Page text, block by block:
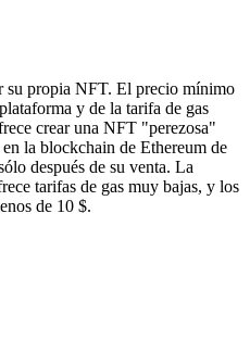
su propia NFT. El precio mínimo
y de la tarifa de gas
crear una NFT "perezosa"
la blockchain de Ethereum de
después de su venta. La
tarifas de gas muy bajas, y los
de 10 $.